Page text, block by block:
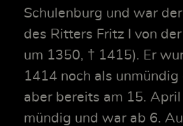
Schulenburg und war
des Ritters Fritz I von
um 1350, † 1415). Er
1414 noch als
aber bereits am 15.
mündig und war ab 6.